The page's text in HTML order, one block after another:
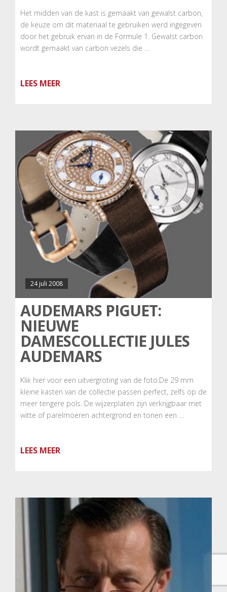
Het midden van de kast is gemaakt van gewalst carbon,
de keuze om dit materiaal te gebruiken werd ingegeven
door het gebruik ervan in de Formule 1. Gewalst carbon
wordt gemaakt van carbon vezels die …
LEES MEER
24 juli 2008
AUDEMARS PIGUET:
NIEUWE
DAMESCOLLECTIE JULES
AUDEMARS
Klik hier voor een uitvergroting van de foto.De 29 mm
kleine kasten van de collectie passen perfect, zelfs op de
meer tengere pols. De wijzerplaten zijn verkrijgbaar met
witte of parelmoeren achtergrond en tonen een …
LEES MEER